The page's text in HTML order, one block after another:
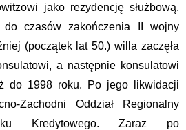
jako rezydencję służbową.
czasów zakończenia II wojny
(początek lat 50.) willa zaczęła
a następnie konsulatowi
do 1998 roku. Po jego likwidacji
Zachodni Oddział Regionalny
Kredytowego. Zaraz po